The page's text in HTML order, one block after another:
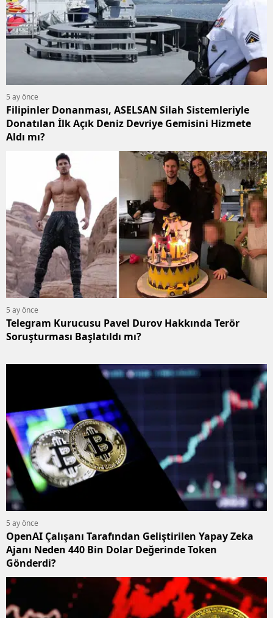
5 ay önce
Filipinler Donanması, ASELSAN Silah Sistemleriyle
Donatılan İlk Açık Deniz Devriye Gemisini Hizmete
Aldı mı?
5 ay önce
Telegram Kurucusu Pavel Durov Hakkında Terör
Soruşturması Başlatıldı mı?
5 ay önce
OpenAI Çalışanı Tarafından Geliştirilen Yapay Zeka
Ajanı Neden 440 Bin Dolar Değerinde Token
Gönderdi?